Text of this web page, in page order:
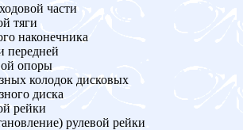
части
тяги
наконечника
передней
опоры
колодок дисковых
диска
рейки
рулевой рейки